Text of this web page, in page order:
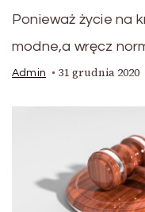
Ponieważ życie na
modne,a wręcz
Admin 31 grudnia 2020